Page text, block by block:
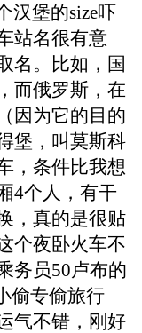
汉堡的size吓
站名很有意
名。比如，国
而俄罗斯，在
因为它的目的
堡，叫莫斯科
，条件比我想
4个人，有干
，真的是很贴
个夜卧火车不
务员50卢布的
偷专偷旅行
气不错，刚好